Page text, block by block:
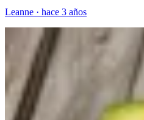
Leanne · hace 3 años